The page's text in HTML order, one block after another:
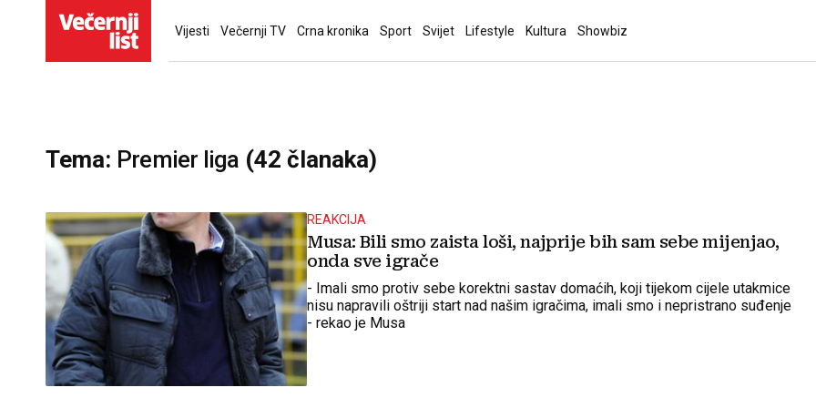
Vijesti Večernji TV Crna kronika Sport Svijet Lifestyle Kultura Showbiz
Tema: Premier liga (42 članaka)
REAKCIJA
Musa: Bili smo zaista loši, najprije bih sam sebe mijenjao,
onda sve igrače
- Imali smo protiv sebe korektni sastav domaćih, koji tijekom cijele utakmice
nisu napravili oštriji start nad našim igračima, imali smo i nepristrano suđenje
- rekao je Musa